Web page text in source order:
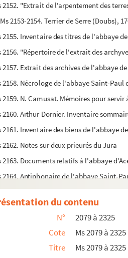
2152. "Extrait de l'arpentement des
Ms 2153-2154. Terrier de Serre (Doubs),
2155. Inventaire des titres de l'abbaye
2156. "Répertoire de l'extrait des
2157. Extrait des archives de l'abbaye
2158. Nécrologe de l'abbaye Saint-Paul
2159. N. Camusat. Mémoires pour
2160. Arthur Dornier. Inventaire
2161. Inventaire des biens de l'abbaye
2162. Notes sur deux prieurés du Jura
2163. Documents relatifs à l'abbaye
2164. Antiphonaire de l'abbaye Saint-
2165. Lectionnaire à l'usage des
2166. Breviarium bisuntinum
2167. Recueil de textes liturgiques grecs
2168. Pontifical bisontin de Tours, dit
2169. Fragment de Coran
du contenu
N°
2079 à 2325
Cote
Ms 2079 à 2325
Titre
Ms 2079 à 2325